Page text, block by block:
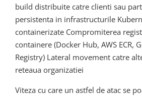
build distribuite catre clienti sau
persistenta in infrastructurile
containerizate Compromiterea
containere (Docker Hub, AWS ECR,
Registry) Lateral movement catre
reteaua organizatiei
Viteza cu care un astfel de atac se